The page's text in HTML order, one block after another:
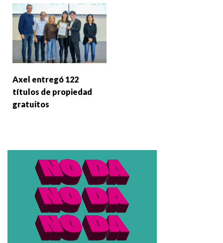
Axel entregó 122
títulos de propiedad
gratuitos